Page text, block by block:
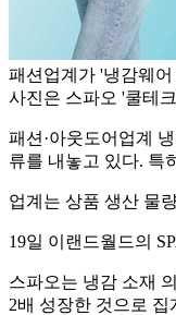
패션업계가 '냉감웨
사진은 스파오 '쿨테
패션·아웃도어업계
류를 내놓고 있다. 특
업계는 상품 생산 물
19일 이랜드월드의
스파오는 냉감 소재
2배 성장한 것으로 집